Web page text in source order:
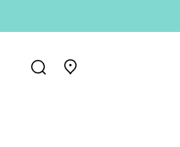
매장 찾기로 가기